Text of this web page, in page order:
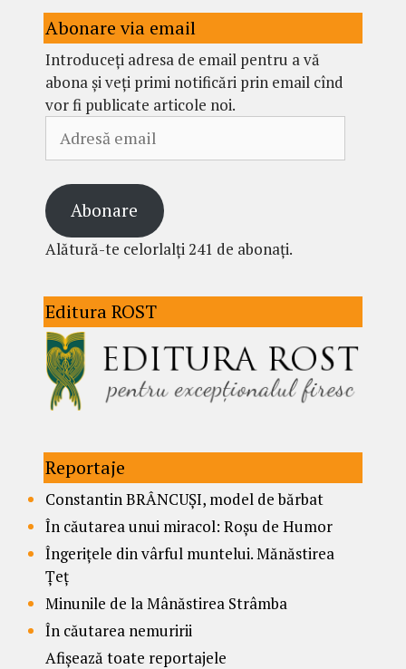
Abonare via email
Introduceți adresa de email pentru a vă
abona și veți primi notificări prin email cînd
vor fi publicate articole noi.
email
Abonare
Alătură-te celorlalți 241 de abonați.
Editura ROST
Reportaje
Constantin BRÂNCUȘI, model de bărbat
În căutarea unui miracol: Roșu de Humor
Îngerițele din vârful muntelui. Mănăstirea
Țeț
Minunile de la Mânăstirea Strâmba
În căutarea nemuririi
Afișează toate reportajele